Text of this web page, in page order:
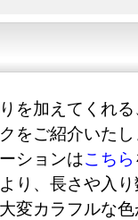
を加えてくれ
をご紹介いた
ションはこちら
り、長さや入
変カラフルな